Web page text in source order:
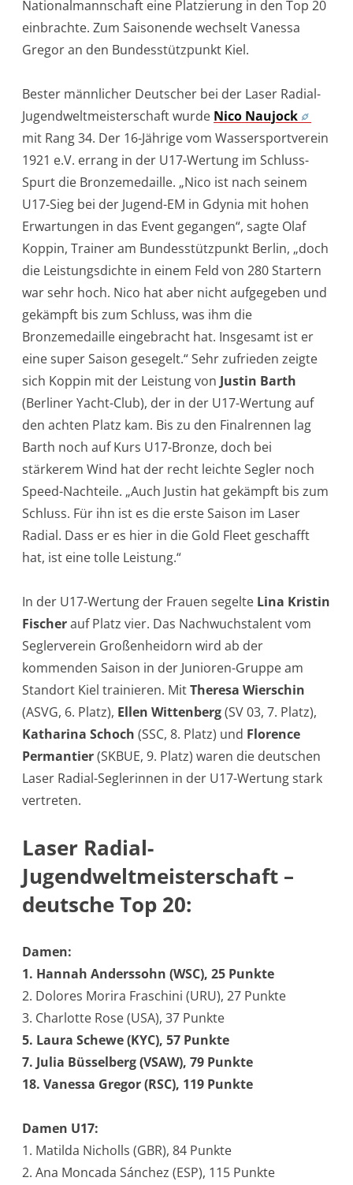
Nationalmannschaft eine Platzierung in den Top 20
einbrachte. Zum Saisonende wechselt Vanessa
Gregor an den Bundesstützpunkt Kiel.
Bester männlicher Deutscher bei der Laser Radial-
Jugendweltmeisterschaft wurde Nico Naujock
mit Rang 34. Der 16-Jährige vom Wassersportverein
1921 e.V. errang in der U17-Wertung im Schluss-
Spurt die Bronzemedaille. „Nico ist nach seinem
U17-Sieg bei der Jugend-EM in Gdynia mit hohen
Erwartungen in das Event gegangen“, sagte Olaf
Koppin, Trainer am Bundesstützpunkt Berlin, „doch
die Leistungsdichte in einem Feld von 280 Startern
war sehr hoch. Nico hat aber nicht aufgegeben und
gekämpft bis zum Schluss, was ihm die
Bronzemedaille eingebracht hat. Insgesamt ist er
eine super Saison gesegelt.“ Sehr zufrieden zeigte
sich Koppin mit der Leistung von Justin Barth
(Berliner Yacht-Club), der in der U17-Wertung auf
den achten Platz kam. Bis zu den Finalrennen lag
Barth noch auf Kurs U17-Bronze, doch bei
stärkerem Wind hat der recht leichte Segler noch
Speed-Nachteile. „Auch Justin hat gekämpft bis zum
Schluss. Für ihn ist es die erste Saison im Laser
Radial. Dass er es hier in die Gold Fleet geschafft
hat, ist eine tolle Leistung.“
In der U17-Wertung der Frauen segelte Lina Kristin
Fischerauf Platz vier. Das Nachwuchstalent vom
Seglerverein Großenheidorn wird ab der
kommenden Saison in der Junioren-Gruppe am
Standort Kiel trainieren. MitTheresa Wierschin
(ASVG, 6. Platz), Ellen Wittenberg(SV 03, 7. Platz),
Katharina Schoch (SSC, 8. Platz) und Florence
Permantier(SKBUE, 9. Platz) waren die deutschen
Laser Radial-Seglerinnen in der U17-Wertung stark
vertreten.
Laser Radial-
Jugendweltmeisterschaft –
deutsche Top 20:
Damen:
1. Hannah Anderssohn (WSC), 25 Punkte
2. Dolores Morira Fraschini (URU), 27 Punkte
3. Charlotte Rose (USA), 37 Punkte
5. Laura Schewe (KYC), 57 Punkte
7. Julia Büsselberg (VSAW), 79 Punkte
18. Vanessa Gregor (RSC), 119 Punkte
Damen U17:
1. Matilda Nicholls (GBR), 84 Punkte
2. Ana Moncada Sánchez (ESP), 115 Punkte